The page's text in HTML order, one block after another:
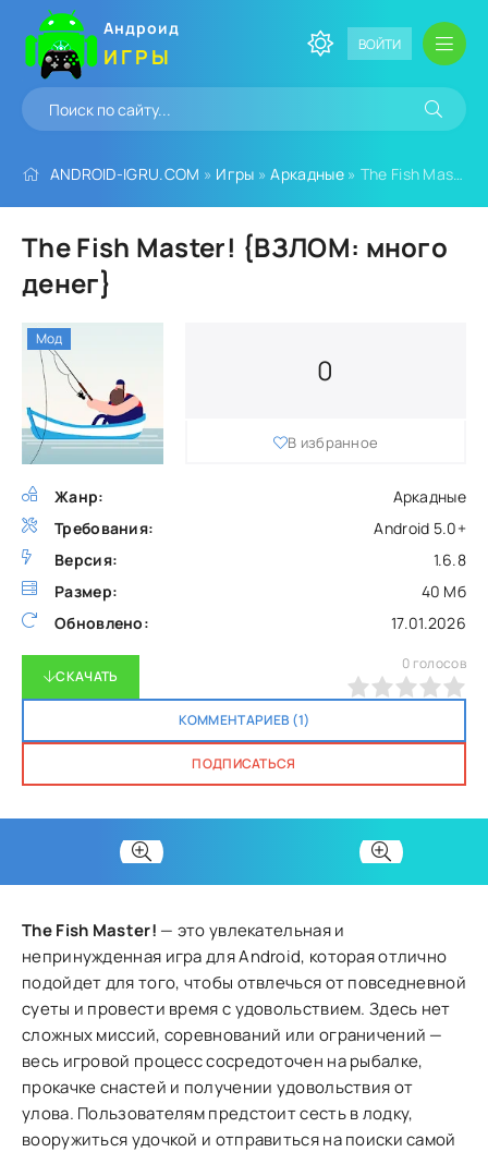
Андроид
ИГРЫ ВОЙТИ
ANDROID-IGRU.COM » Игры »Аркадные» The Fish Master! {ВЗЛОМ: много денег}
The Fish Master! {ВЗЛОМ: много
денег}
Жанр:
Аркадные
Требования:
Android 5.0+
Версия:
1.6.8
Размер:
40 Мб
Обновлено:
17.01.2026
0
В избранное
СКАЧАТЬ
КОММЕНТАРИЕВ (1)
ПОДПИСАТЬСЯ
0 голосов
Мод
The Fish Master! — это увлекательная и
непринужденная игра для Android, которая отлично
подойдет для того, чтобы отвлечься от повседневной
суеты и провести время с удовольствием. Здесь нет
сложных миссий, соревнований или ограничений —
весь игровой процесс сосредоточен на рыбалке,
прокачке снастей и получении удовольствия от
улова. Пользователям предстоит сесть в лодку,
вооружиться удочкой и отправиться на поиски самой